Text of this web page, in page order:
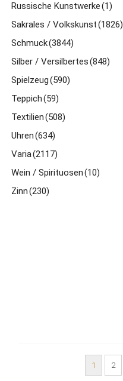
1 2
Russische Kunstwerke(1)
Sakrales / Volkskunst(1826)
Schmuck(3844)
Silber / Versilbertes(848)
Spielzeug(590)
Teppich(59)
Textilien(508)
Uhren(634)
Varia(2117)
Wein / Spirituosen(10)
Zinn(230)